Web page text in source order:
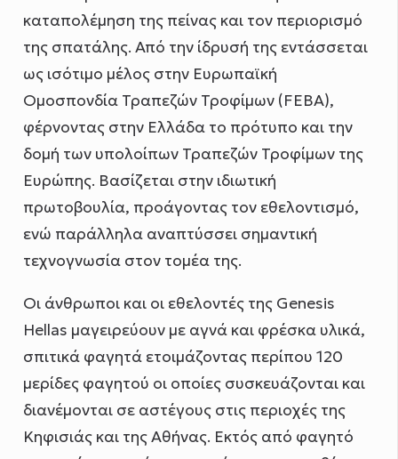
καταπολέμηση της πείνας και τον περιορισμό
της σπατάλης. Από την ίδρυσή της εντάσσεται
ως ισότιμο μέλος στην Ευρωπαϊκή
Ομοσπονδία Τραπεζών Τροφίμων (FEBA),
φέρνοντας στην Ελλάδα το πρότυπο και την
δομή των υπολοίπων Τραπεζών Τροφίμων της
Ευρώπης. Βασίζεται στην ιδιωτική
πρωτοβουλία, προάγοντας τον εθελοντισμό,
ενώ παράλληλα αναπτύσσει σημαντική
τεχνογνωσία στον τομέα της.
Οι άνθρωποι και οι εθελοντές της Genesis
Hellas μαγειρεύουν με αγνά και φρέσκα υλικά,
σπιτικά φαγητά ετοιμάζοντας περίπου 120
μερίδες φαγητού οι οποίες συσκευάζονται και
διανέμονται σε αστέγους στις περιοχές της
Κηφισιάς και της Αθήνας. Εκτός από φαγητό